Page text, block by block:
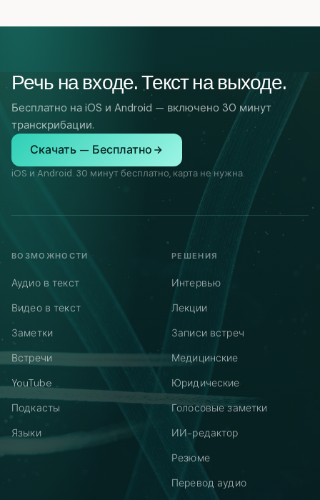
Речь на входе. Текст на выходе.
Бесплатно на iOS и Android — включено 30 минут
транскрибации.
Скачать — Бесплатно
iOS и Android. 30 минут бесплатно, карта не нужна.
ВОЗМОЖНОСТИ
Аудио в текст
Видео в текст
Заметки
Встречи
YouTube
Подкасты
Языки
РЕШЕНИЯ
Интервью
Лекции
Записи встреч
Медицинские
Юридические
Голосовые заметки
ИИ-редактор
Резюме
Перевод аудио